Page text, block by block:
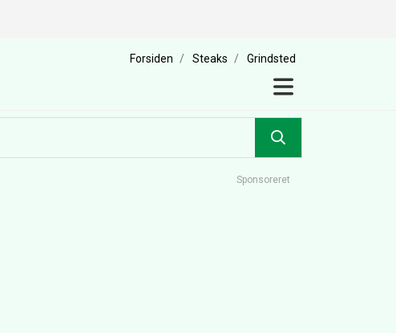
Forsiden Steaks Grindsted
Sponsoreret